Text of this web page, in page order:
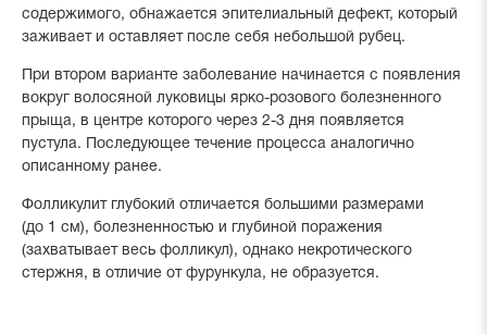
содержимого, обнажается эпителиальный дефект, который
заживает и оставляет после себя небольшой рубец.
При втором варианте заболевание начинается с появления
вокруг волосяной луковицы ярко-розового болезненного
прыща, в центре которого через 2-3 дня появляется
пустула. Последующее течение процесса аналогично
описанному ранее.
Фолликулит глубокий отличается большими размерами
(до 1 см), болезненностью и глубиной поражения
(захватывает весь фолликул), однако некротического
стержня, в отличие от фурункула, не образуется.